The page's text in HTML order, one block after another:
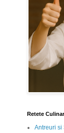
Retete
Antreuri si